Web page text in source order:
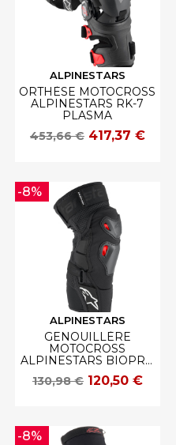
ALPINESTARS
ORTHÈSE MOTOCROSS
ALPINESTARS RK-7
PLASMA
453,66 € 417,37 €
ALPINESTARS
GENOUILLÈRE
MOTOCROSS
ALPINESTARS BIOPRO
PLASMA
130,98 € 120,50 €
-8%
-8%